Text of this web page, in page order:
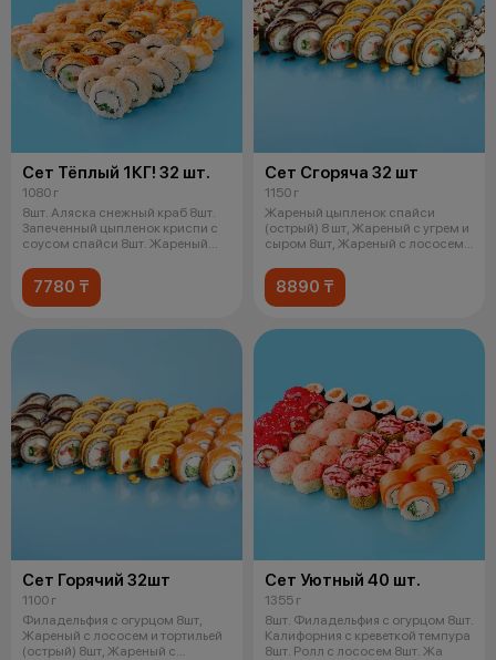
Сет Тёплый 1КГ! 32 шт.
1080 г
8шт. Аляска снежный краб 8шт.
Запеченный цыпленок криспи с
соусом спайси 8шт. Жареный
7780 ₸
Сет Сгоряча 32 шт
1150 г
Жареный цыпленок спайси
(острый) 8 шт, Жареный с угрем и
сыром 8шт, Жареный с лососем
8890 ₸
Сет Горячий 32шт
1100 г
Филадельфия с огурцом 8шт,
Жареный с лососем и тортильей
(острый) 8шт, Жареный с
Сет Уютный 40 шт.
1355 г
8шт. Филадельфия с огурцом 8шт.
Калифорния с креветкой темпура
8шт. Ролл с лососем 8шт. Жа